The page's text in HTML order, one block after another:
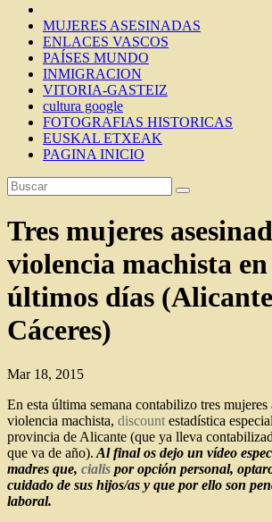
MUJERES ASESINADAS
ENLACES VASCOS
PAÍSES MUNDO
INMIGRACION
VITORIA-GASTEIZ
cultura google
FOTOGRAFIAS HISTORICAS
EUSKAL ETXEAK
PAGINA INICIO
Tres mujeres
violencia machista
últimos días
Cáceres)
Mar 18, 2015
En esta última semana contabilizo tres mujeres
violencia machista, discount estadística
provincia de Alicante (que ya lleva
que va de año). Al final os dejo un vídeo
madres que, cialis por opción personal,
cuidado de sus hijos/as y que por ello son
laboral.